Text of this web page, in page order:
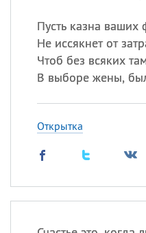
Пусть казна ваших
Не иссякнет от
Чтоб без всяких
В выборе жены,
Открытка